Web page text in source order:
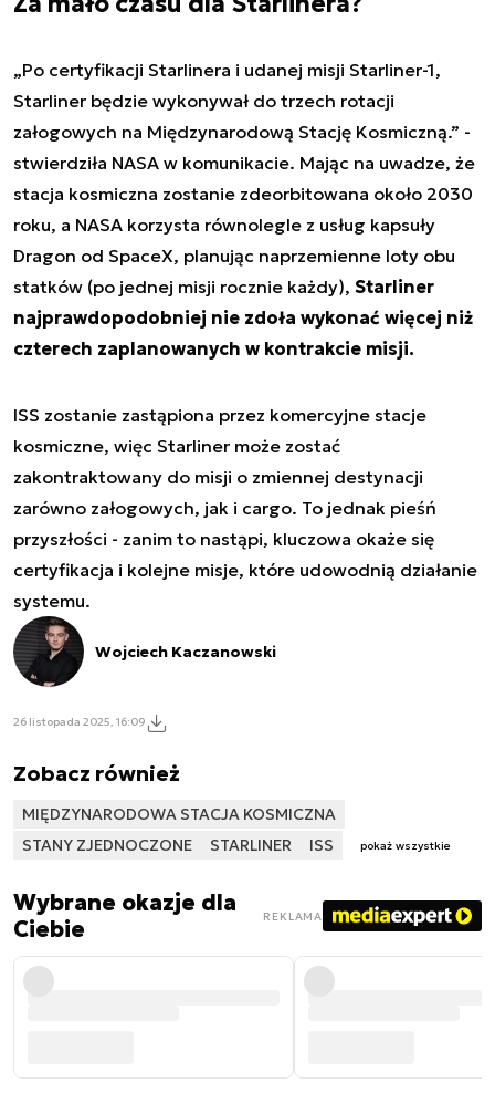
„Po certyfikacji Starlinera i udanej misji Starliner-1,
Starliner będzie wykonywał do trzech rotacji
załogowych na Międzynarodową Stację Kosmiczną.” -
stwierdziła NASA w komunikacie. Mając na uwadze, że
stacja kosmiczna zostanie zdeorbitowana około 2030
roku, a NASA korzysta równolegle z usług kapsuły
Dragon od SpaceX, planując naprzemienne loty obu
statków (po jednej misji rocznie każdy), Starliner
najprawdopodobniej nie zdoła wykonać więcej niż
czterech zaplanowanych w kontrakcie misji.
ISS zostanie zastąpiona przez komercyjne stacje
kosmiczne, więc Starliner może zostać
zakontraktowany do misji o zmiennej destynacji
zarówno załogowych, jak i cargo. To jednak pieśń
przyszłości - zanim to nastąpi, kluczowa okaże się
certyfikacja i kolejne misje, które udowodnią działanie
systemu.
Wojciech Kaczanowski
26 listopada 2025, 16:09
Zobacz również
MIĘDZYNARODOWA STACJA KOSMICZNA
STANY ZJEDNOCZONE
STARLINER ISS pokaż wszystkie
Wybrane okazje dla
Ciebie
REKLAMA